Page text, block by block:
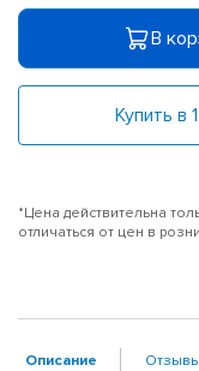
В
Купить в
*Цена действительна
отличаться от цен в
Описание Отзывы